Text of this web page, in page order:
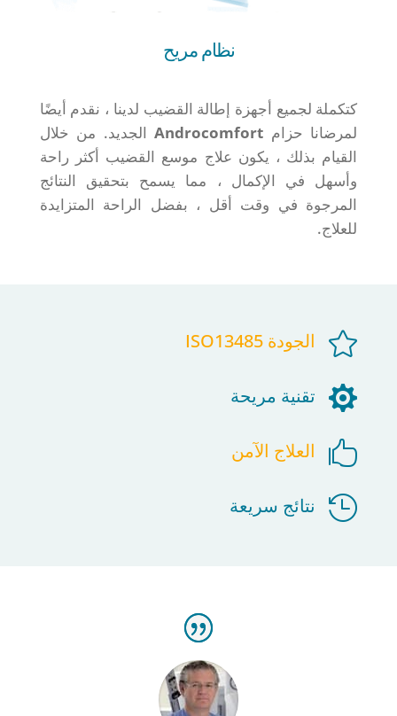
نظام مريح
كتكملة لجميع أجهزة إطالة القضيب لدينا ، نقدم أيضًا
لمرضانا حزام Androcomfortالجديد. من خلال
القيام بذلك ، يكون علاج موسع القضيب أكثر راحة
وأسهل في الإكمال ، مما يسمح بتحقيق النتائج
المرجوة في وقت أقل ، بفضل الراحة المتزايدة
للعلاج.
 الجودة ISO13485
 تقنية مريحة
 العلاج الآمن
 نتائج سريعة